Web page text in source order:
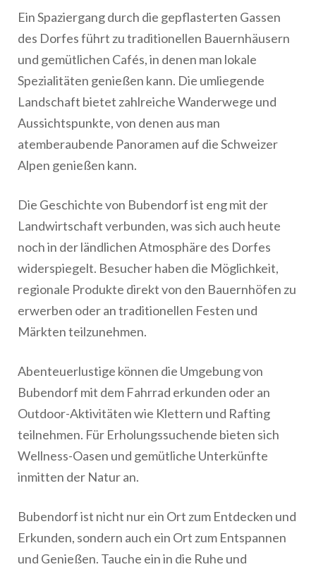
Ein Spaziergang durch die gepflasterten Gassen
des Dorfes führt zu traditionellen Bauernhäusern
und gemütlichen Cafés, in denen man lokale
Spezialitäten genießen kann. Die umliegende
Landschaft bietet zahlreiche Wanderwege und
Aussichtspunkte, von denen aus man
atemberaubende Panoramen auf die Schweizer
Alpen genießen kann.
Die Geschichte von Bubendorf ist eng mit der
Landwirtschaft verbunden, was sich auch heute
noch in der ländlichen Atmosphäre des Dorfes
widerspiegelt. Besucher haben die Möglichkeit,
regionale Produkte direkt von den Bauernhöfen zu
erwerben oder an traditionellen Festen und
Märkten teilzunehmen.
Abenteuerlustige können die Umgebung von
Bubendorf mit dem Fahrrad erkunden oder an
Outdoor-Aktivitäten wie Klettern und Rafting
teilnehmen. Für Erholungssuchende bieten sich
Wellness-Oasen und gemütliche Unterkünfte
inmitten der Natur an.
Bubendorf ist nicht nur ein Ort zum Entdecken und
Erkunden, sondern auch ein Ort zum Entspannen
und Genießen. Tauche ein in die Ruhe und